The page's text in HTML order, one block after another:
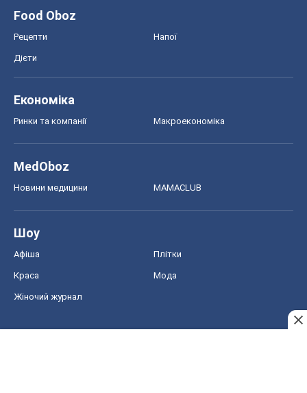
Food Oboz
Рецепти Напої
Дієти
Економіка
Ринки та компанії Макроекономіка
MedOboz
Новини медицини MAMACLUB
Шоу
Афіша Плітки
Краса Мода
Жіночий журнал